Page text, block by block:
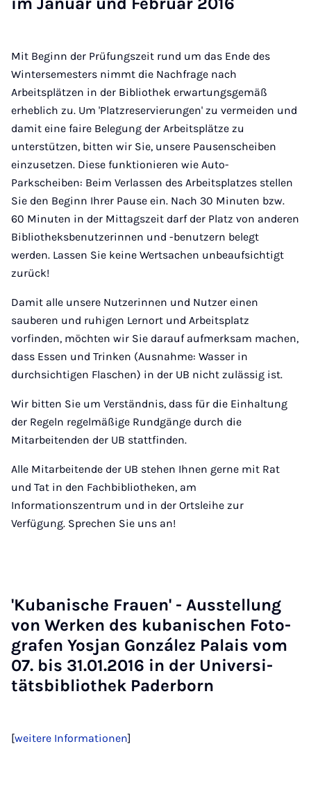
Mit Beginn der Prüfungszeit rund um das Ende des
Wintersemesters nimmt die Nachfrage nach
Arbeitsplätzen in der Bibliothek erwartungsgemäß
erheblich zu. Um 'Platzreservierungen' zu vermeiden und
damit eine faire Belegung der Arbeitsplätze zu
unterstützen, bitten wir Sie, unsere Pausenscheiben
einzusetzen. Diese funktionieren wie Auto-
Parkscheiben: Beim Verlassen des Arbeitsplatzes stellen
Sie den Beginn Ihrer Pause ein. Nach 30 Minuten bzw.
60 Minuten in der Mittagszeit darf der Platz von anderen
Bibliotheksbenutzerinnen und -benutzern belegt
werden. Lassen Sie keine Wertsachen unbeaufsichtigt
zurück!
Damit alle unsere Nutzerinnen und Nutzer einen
sauberen und ruhigen Lernort und Arbeitsplatz
vorfinden, möchten wir Sie darauf aufmerksam machen,
dass Essen und Trinken (Ausnahme: Wasser in
durchsichtigen Flaschen) in der UB nicht zulässig ist.
Wir bitten Sie um Verständnis, dass für die Einhaltung
der Regeln regelmäßige Rundgänge durch die
Mitarbeitenden der UB stattfinden.
Alle Mitarbeitende der UB stehen Ihnen gerne mit Rat
und Tat in den Fachbibliotheken, am
Informationszentrum und in der Ortsleihe zur
Verfügung. Sprechen Sie uns an!
'Ku­ba­ni­sche Frau­en' - Ausstel­lung
von Wer­ken des ku­ba­ni­schen Fo­to­
gra­fen Yos­jan González Pa­lais vom
07. bis 31.01.2016 in der Uni­ver­si­
täts­bi­blio­thek Pa­der­born
[weitere Informationen]